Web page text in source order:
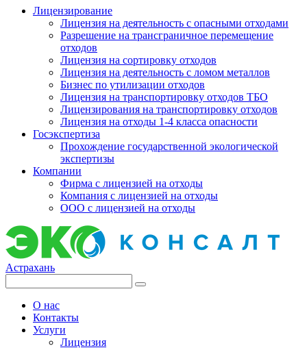
Лицензирование
Лицензия на деятельность с опасными отходами
Разрешение на трансграничное перемещение
отходов
Лицензия на сортировку отходов
Лицензия на деятельность с ломом металлов
Бизнес по утилизации отходов
Лицензия на транспортировку отходов ТБО
Лицензирования на транспортировку отходов
Лицензия на отходы 1-4 класса опасности
Госэкспертиза
Прохождение государственной экологической
экспертизы
Компании
Фирма с лицензией на отходы
Компания с лицензией на отходы
ООО с лицензией на отходы
Астрахань
О нас
Контакты
Услуги
Лицензия